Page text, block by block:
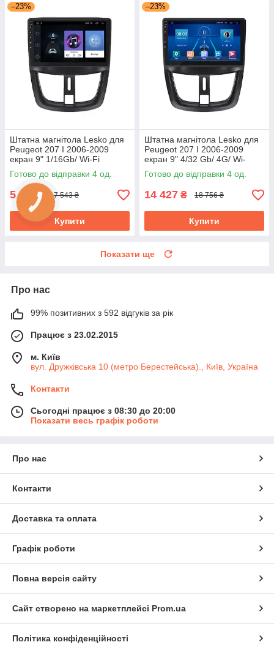
–23%
Штатна магнітола Lesko для
Peugeot 207 I 2006-2009
екран 9" 1/16Gb/ Wi-Fi
Optima GPS Android Пожо
Готово до відправки 4 од.
5 802₴ 7 543 ₴
Купити
–23%
Штатна магнітола Lesko для
Peugeot 207 I 2006-2009
екран 9" 4/32 Gb/ 4G/ Wi-
Fi/CarPlay Top GPS Android
Готово до відправки 4 од.
14 427 ₴ 18 756 ₴
Купити
Показати ще
Про нас
99% позитивних з 592 відгуків за рік
Працює з 23.02.2015
м. Київ
вул. Дружківська 10 (метро Берестейська)., Київ, Україна
Контакти
Сьогодні працює з 08:30 до 20:00
Показати весь графік роботи
Про нас
Контакти
Доставка та оплата
Графік роботи
Повна версія сайту
Сайт створено на маркетплейсі Prom.ua
Політика конфіденційності